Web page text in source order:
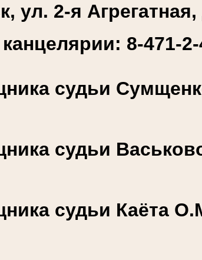
ул. 2-я
8-471-2-
судьи
судьи
судьи Каёта